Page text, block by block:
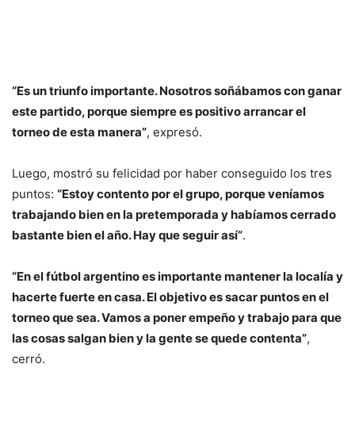
“Es un triunfo importante. Nosotros soñábamos con ganar
este partido, porque siempre es positivo arrancar el
torneo de esta manera”, expresó.
Luego, mostró su felicidad por haber conseguido los tres
puntos: “Estoy contento por el grupo, porque veníamos
trabajando bien en la pretemporada y habíamos cerrado
bastante bien el año. Hay que seguir así”.
“En el fútbol argentino es importante mantener la localía y
hacerte fuerte en casa. El objetivo es sacar puntos en el
torneo que sea. Vamos a poner empeño y trabajo para que
las cosas salgan bien y la gente se quede contenta”,
cerró.